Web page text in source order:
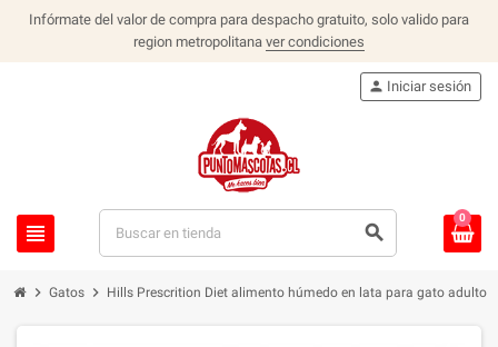
Infórmate del valor de compra para despacho gratuito, solo valido para
region metropolitana ver condiciones
view_headline search
person Iniciar sesión
0
chevron_right Gatos chevron_right Hills Prescrition Diet alimento húmedo en lata para gato adulto